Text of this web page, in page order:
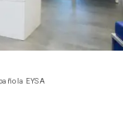
EYSA